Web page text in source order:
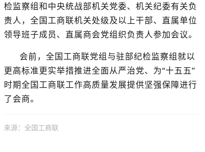
检监察组和中央统战部机关党委、 机关纪委有关负
责人，全国工商联机关处级及以上干部、直属单位
领导班子成员、直属商会党组织负责人参加会议。
会前， 全国工商联党组与驻部纪检监察组就以
更高标准更实举措推进全面从严治党、为“十五五”
时期全国工商联工作高质量发展提供坚强保障进行
了会商。
来源：全国工商联